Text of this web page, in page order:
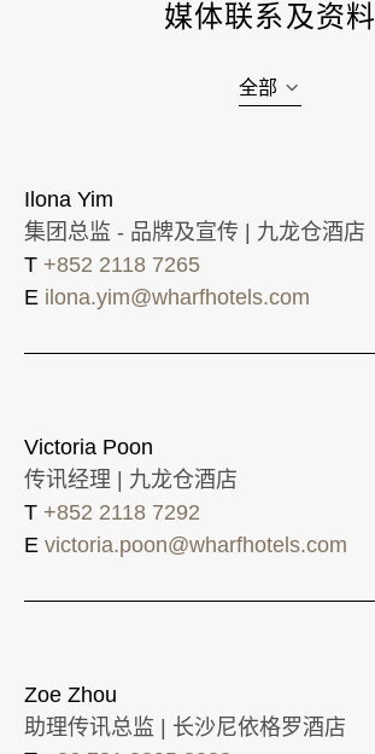
媒体联系及资料
全部
Ilona Yim
集团总监 - 品牌及宣传 | 九龙仓酒店
T +852 2118 7265
E ilona.yim@wharfhotels.com
Victoria Poon
传讯经理 | 九龙仓酒店
T +852 2118 7292
E victoria.poon@wharfhotels.com
Zoe Zhou
助理传讯总监 | 长沙尼依格罗酒店